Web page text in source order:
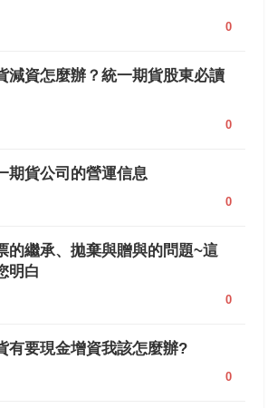
0
減資怎麼辦？統一期貨股東必讀
0
期貨公司的營運信息
0
的繼承、拋棄與贈與的問題~這
明白
0
有要現金增資我該怎麼辦?
0